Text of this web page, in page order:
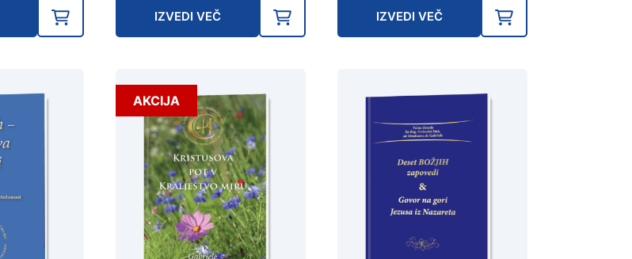
IZVEDI VEČ IZVEDI VEČ
AKCIJA